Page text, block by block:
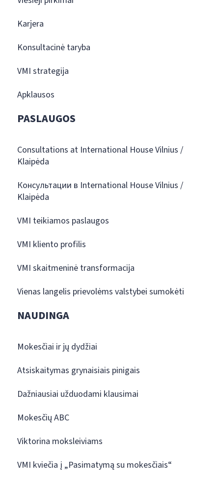
Karjera
Konsultacinė taryba
VMI strategija
Apklausos
PASLAUGOS
Consultations at International House Vilnius /
Klaipėda
Консультации в International House Vilnius /
Klaipėda
VMI teikiamos paslaugos
VMI kliento profilis
VMI skaitmeninė transformacija
Vienas langelis prievolėms valstybei sumokėti
NAUDINGA
Mokesčiai ir jų dydžiai
Atsiskaitymas grynaisiais pinigais
Dažniausiai užduodami klausimai
Mokesčių ABC
Viktorina moksleiviams
VMI kviečia į „Pasimatymą su mokesčiais“